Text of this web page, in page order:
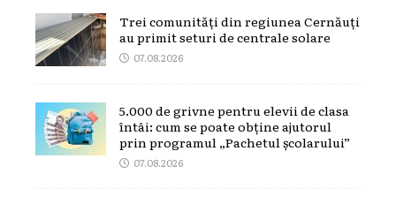
Trei comunități din regiunea Cernăuți
au primit seturi de centrale solare
07.08.2026
5.000 de grivne pentru elevii de clasa
întâi: cum se poate obține ajutorul
prin programul „Pachetul școlarului”
07.08.2026